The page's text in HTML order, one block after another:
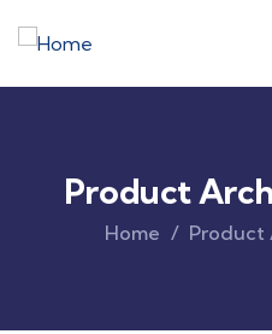
Product
Home Product